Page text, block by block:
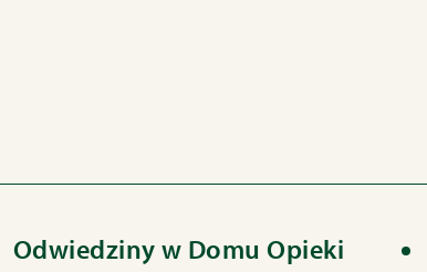
Odwiedziny w Domu Opieki